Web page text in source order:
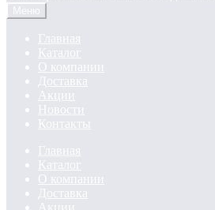
Меню
Главная
Каталог
О компании
Доставка
Акции
Новости
Контакты
Главная
Каталог
О компании
Доставка
Акции